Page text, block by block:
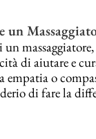
un
un
di aiutare e
empatia o
di fare la